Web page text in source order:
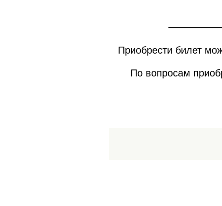
Приобрести билет
По вопросам